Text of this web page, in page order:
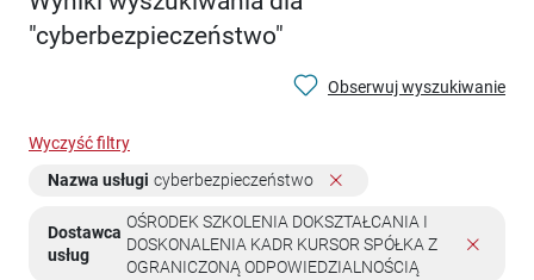
"cyberbezpieczeństwo"
Obserwuj wyszukiwanie
Wyczyść filtry
Nazwa usługi cyberbezpieczeństwo
Dostawca
usług
OŚRODEK SZKOLENIA DOKSZTAŁCANIA I
DOSKONALENIA KADR KURSOR SPÓŁKA Z
OGRANICZONĄ ODPOWIEDZIALNOŚCIĄ